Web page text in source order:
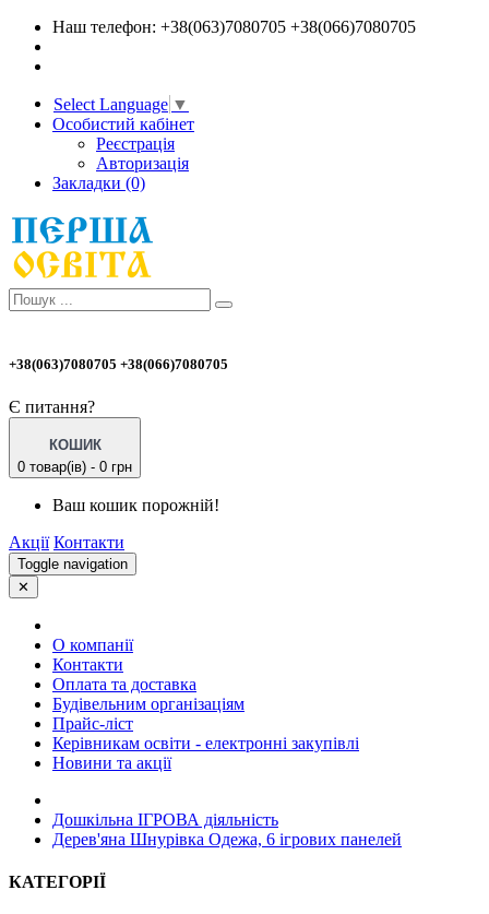
Наш телефон: +38(063)7080705 +38(066)7080705
Select Language ▼
Особистий кабінет
Реєстрація
Авторизація
Закладки (0)
+38(063)7080705 +38(066)7080705
Є питання?
КОШИК
0 товар(ів) - 0 грн
Ваш кошик порожній!
Акції Контакти
Toggle navigation
✕
О компанії
Контакти
Оплата та доставка
Будівельним організаціям
Прайс-ліст
Керівникам освіти - електронні закупівлі
Новини та акції
Дошкільна ІГРОВА діяльність
Дерев'яна Шнурівка Одежа, 6 ігрових панелей
КАТЕГОРІЇ